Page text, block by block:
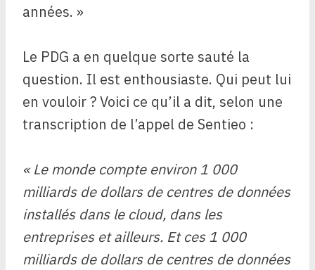
années. »
Le PDG a en quelque sorte sauté la
question. Il est enthousiaste. Qui peut lui
en vouloir ? Voici ce qu’il a dit, selon une
transcription de l’appel de Sentieo :
« Le monde compte environ 1 000
milliards de dollars de centres de données
installés dans le cloud, dans les
entreprises et ailleurs. Et ces 1 000
milliards de dollars de centres de données